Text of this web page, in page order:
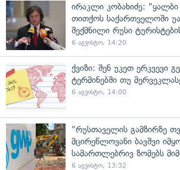
ირაკლი კობახიძე: "ყალბი
თითქოს საქართველოში
შექმნილი რუსი
6 აგვისტო, 14:20
ქვიზი: შენ უკეთ ერკვევი
ტერმინებში თუ
6 აგვისტო, 14:00
"რუსთაველის გამზირზე
მცირეწლოვანი ბავშვი
სამართლებრივ ზომებს
6 აგვისტო, 13:32